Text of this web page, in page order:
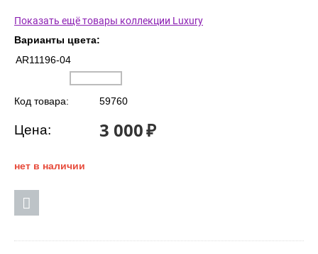
Показать ещё товары коллекции Luxury
Варианты цвета:
AR11196-04
Код товара: 59760
Цена: 3 000₽
нет в наличии